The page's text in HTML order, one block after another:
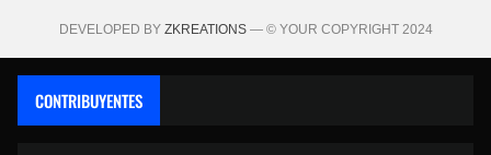
DEVELOPED BY ZKREATIONS— © YOUR COPYRIGHT 2024
CONTRIBUYENTES